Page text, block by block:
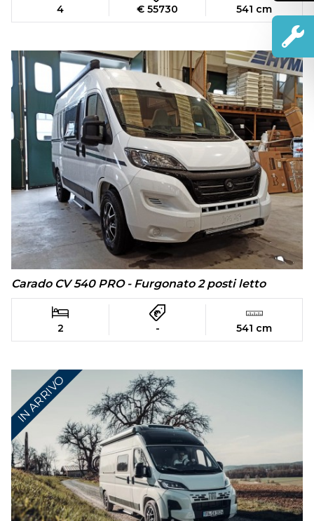
4 € 55730 541 cm
Carado CV 540 PRO - Furgonato 2 posti letto
2 - 541 cm
IN ARRIVO